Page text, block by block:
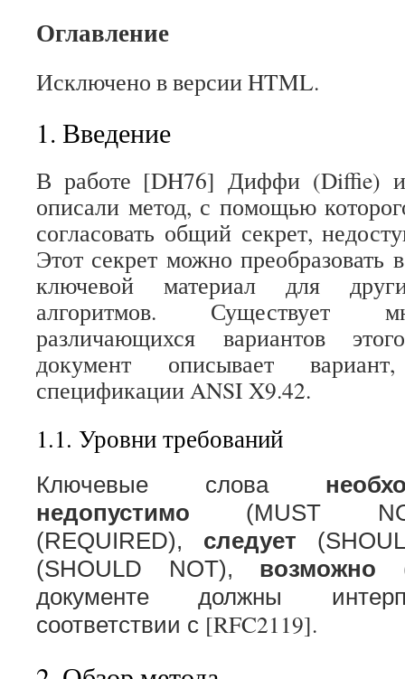
Оглавление
Исключено в версии HTML.
1. Введение
В работе [DH76] Диффи (Diffie)
описали метод, с помощью
согласовать общий секрет,
Этот секрет можно преобразовать
ключевой материал для
алгоритмов. Существует
различающихся вариантов
документ описывает
спецификации ANSI X9.42.
1.1. Уровни требований
Ключевые слова
недопустимо (MUST
(REQUIRED), следует
(SHOULD NOT), возможно
документе должны
соответствии с [RFC2119].